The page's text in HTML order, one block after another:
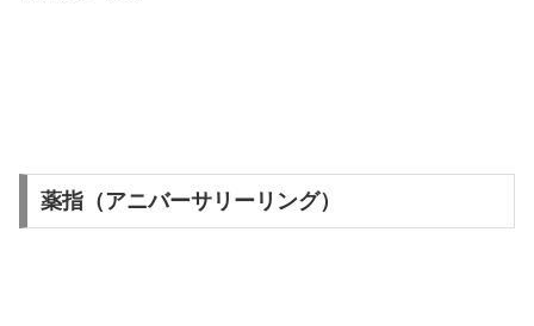
薬指（アニバーサリーリング）